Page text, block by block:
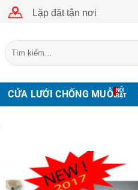
Lặp đặt tận nơi
Tìm
kiếm:
CỬA LƯỚI CHỐNG MUỖI